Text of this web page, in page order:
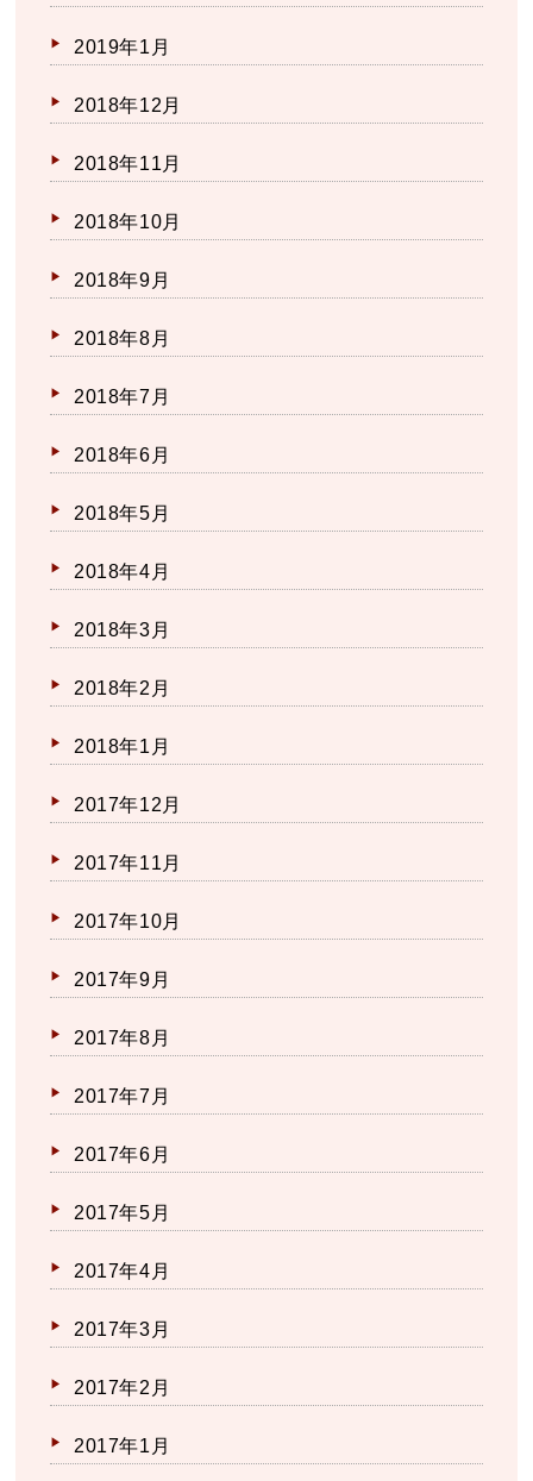
2019年1月
2018年12月
2018年11月
2018年10月
2018年9月
2018年8月
2018年7月
2018年6月
2018年5月
2018年4月
2018年3月
2018年2月
2018年1月
2017年12月
2017年11月
2017年10月
2017年9月
2017年8月
2017年7月
2017年6月
2017年5月
2017年4月
2017年3月
2017年2月
2017年1月